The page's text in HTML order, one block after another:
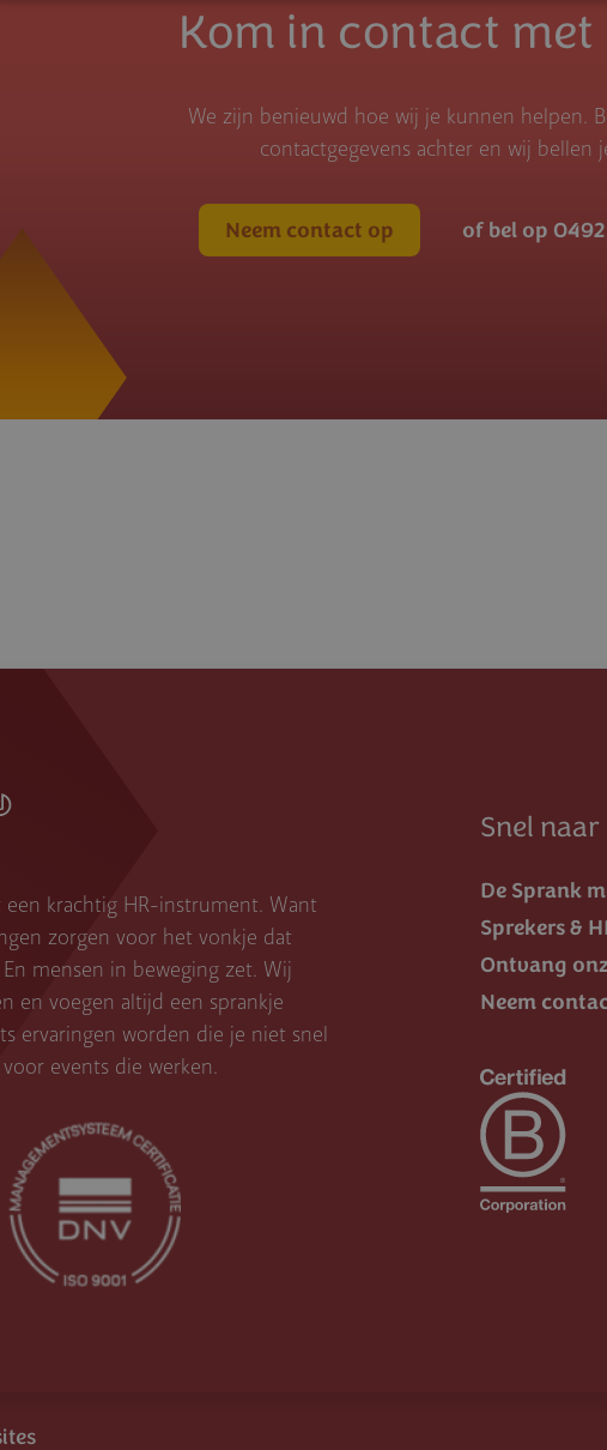
Kom in contact met
We zijn benieuwd hoe wij je kunnen helpen.
contactgegevens achter en wij bellen
Neem contact op of bel op
een krachtig HR-instrument. Want
zorgen voor het vonkje dat
mensen in beweging zet. Wij
en voegen altijd een sprankje
ervaringen worden die je niet snel
events die werken.
Snel naar
De Sprank
Sprekers &
Ontvang
Neem